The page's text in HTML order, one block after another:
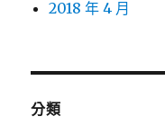
2018 年 4 月
分類